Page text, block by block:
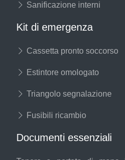
Sanificazione interni
Kit di emergenza
Cassetta pronto soccorso
Estintore omologato
Triangolo segnalazione
Fusibili ricambio
Documenti essenziali